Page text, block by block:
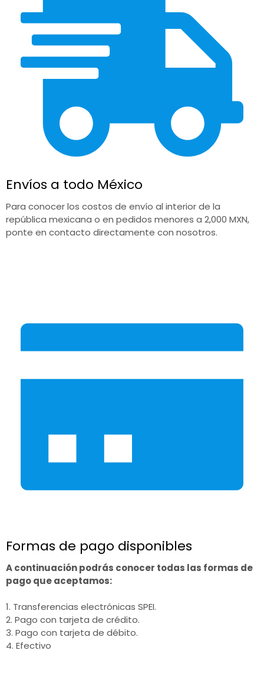
Envíos a todo México
Para conocer los costos de envío al interior de la
república mexicana o en pedidos menores a 2,000 MXN,
ponte en contacto directamente con nosotros.
Formas de pago disponibles
A continuación podrás conocer todas las formas de
pago que aceptamos:
1. Transferencias electrónicas SPEI.
2. Pago con tarjeta de crédito.
3. Pago con tarjeta de débito.
4. Efectivo